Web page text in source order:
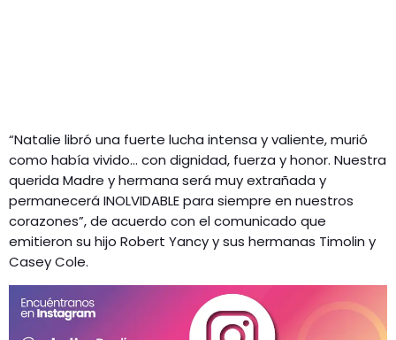
“Natalie libró una fuerte lucha intensa y valiente, murió
como había vivido… con dignidad, fuerza y honor. Nuestra
querida Madre y hermana será muy extrañada y
permanecerá INOLVIDABLE para siempre en nuestros
corazones”, de acuerdo con el comunicado que
emitieron su hijo Robert Yancy y sus hermanas Timolin y
Casey Cole.